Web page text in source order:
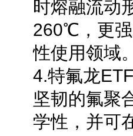
时熔融流动
260℃，更强
性使用领域
4.特氟龙
坚韧的氟聚
学性，并可